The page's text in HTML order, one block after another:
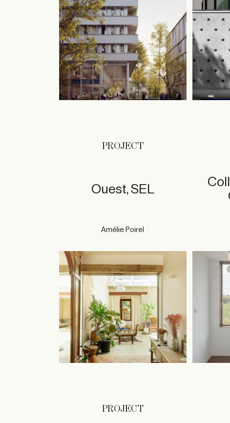
PROJECT
Ouest, SEL
Amélie Poirel
PROJECT